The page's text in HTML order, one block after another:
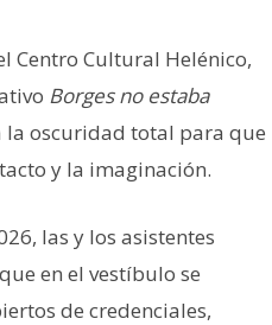
Centro Cultural Helénico,
Borges no estaba
la oscuridad total para que
y la imaginación.
las y los asistentes
en el vestíbulo se
de credenciales,